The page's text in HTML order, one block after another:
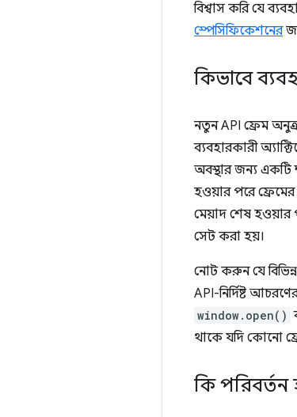
বিশ্বাস করি যে
স্পেসিফিকেশনের
কিভাবে
নতুন API ফ্রেম
ব্যবহারকারী
অবস্থার জন্য একটি
হওয়ার পরে
মেয়াদ শেষ হওয়ার
সেট করা হয়।
নোট করুন যে
API-নির্দিষ্ট
window.open()
থাকে যদি কোনো
কি পরিবর্তন